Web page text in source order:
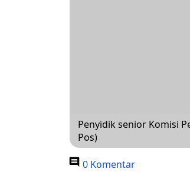
Penyidik senior Komisi
Pos)
0 Komentar